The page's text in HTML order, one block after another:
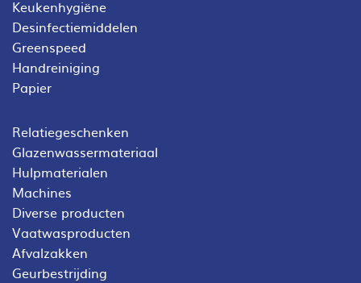
Keukenhygiëne
Desinfectiemiddelen
Greenspeed
Handreiniging
Papier
Relatiegeschenken
Glazenwassermateriaal
Hulpmaterialen
Machines
Diverse producten
Vaatwasproducten
Afvalzakken
Geurbestrijding